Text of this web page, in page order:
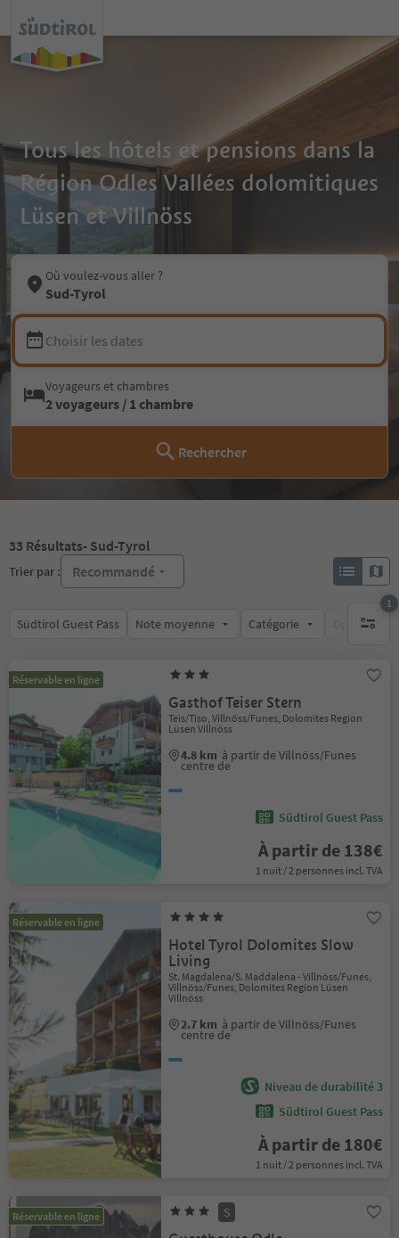
Tous les hôtels et pensions dans la
Région Odles Vallées dolomitiques
Lüsen et Villnöss
Où voulez-vous aller ?
Sud-Tyrol
Choisir les dates
Voyageurs et chambres
2 voyageurs / 1 chambre
Rechercher
33 Résultats- Sud-Tyrol
Trier par : Recommandé
Südtirol Guest Pass Note moyenne Catégorie Options de
1
1 filtre
Réservable en ligne
Gasthof Teiser Stern
Teis/Tiso, Villnöss/Funes, Dolomites Region
Lüsen Villnöss
4.8 km à partir de Villnöss/Funes
centre de
Südtirol Guest Pass
À partir de 138€
1 nuit / 2 personnes incl. TVA
Réservable en ligne
Hotel Tyrol Dolomites Slow
Living
St. Magdalena/S. Maddalena - Villnöss/Funes,
Villnöss/Funes, Dolomites Region Lüsen
Villnöss
2.7 km à partir de Villnöss/Funes
centre de
Niveau de durabilité 3
Südtirol Guest Pass
À partir de 180€
1 nuit / 2 personnes incl. TVA
Réservable en ligne S